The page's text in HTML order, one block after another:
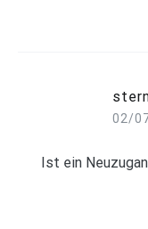
02/
Ist ein